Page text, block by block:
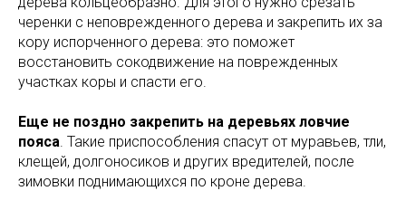
черенки с неповрежденного дерева и закрепить их за
кору испорченного дерева: это поможет
восстановить сокодвижение на поврежденных
участках коры и спасти его.
Еще не поздно закрепить на деревьях ловчие
пояса. Такие приспособления спасут от муравьев, тли,
клещей, долгоносиков и других вредителей, после
зимовки поднимающихся по кроне дерева.